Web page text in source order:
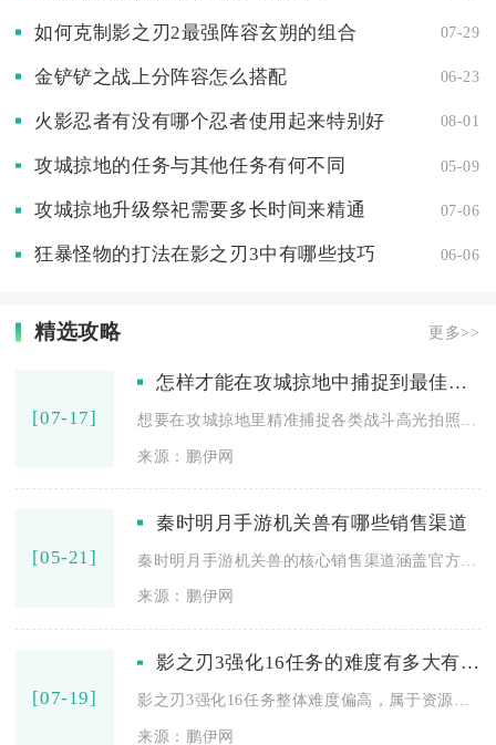
如何克制影之刃2最强阵容玄朔的组合 07-29
金铲铲之战上分阵容怎么搭配 06-23
火影忍者有没有哪个忍者使用起来特别好 08-01
攻城掠地的任务与其他任务有何不同 05-09
攻城掠地升级祭祀需要多长时间来精通 07-06
狂暴怪物的打法在影之刃3中有哪些技巧 06-06
精选攻略 更多>>
[07-17]
怎样才能在攻城掠地中捕捉到最佳瞬间拍照
想要在攻城掠地里精准捕捉各类战斗高光拍照瞬间，核心做法是提前...
来源：鹏伊网
[05-21]
秦时明月手游机关兽有哪些销售渠道
来源：鹏伊网
[07-19]
影之刃3强化16任务的难度有多大有什么窍门可以轻松过关
影之刃3强化16任务整体难度偏高，属于资源消耗大、成功率偏低...
来源：鹏伊网